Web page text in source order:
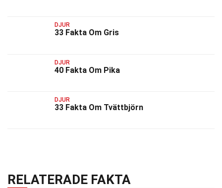
DJUR
33 Fakta Om Gris
DJUR
40 Fakta Om Pika
DJUR
33 Fakta Om Tvättbjörn
RELATERADE FAKTA